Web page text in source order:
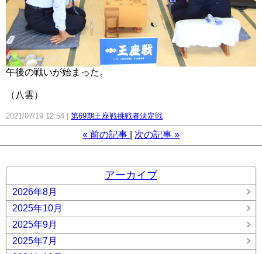
午後の戦いが始まった。
（八雲）
2021/07/19 12:54 第69期王座戦挑戦者決定戦
« 前の記事 次の記事 »
アーカイブ
2026年8月
2025年10月
2025年9月
2025年7月